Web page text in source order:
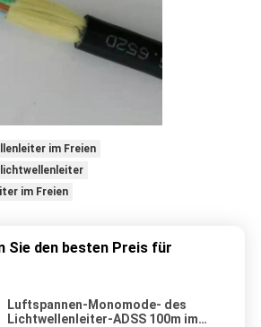
im Freien
im Freien
Sie den besten Preis für
Luftspannen-Monomode- des
Lichtwellenleiter-ADSS 100m im